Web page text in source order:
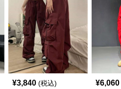
¥3,840 (税込) ¥6,060